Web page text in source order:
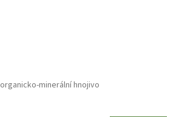
organicko-minerální hnojivo